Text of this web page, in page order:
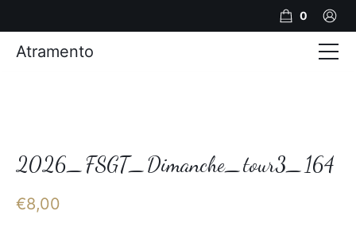
2026_FSGT_Dimanche_tour3_164
€8,00
0
Atramento
Photos